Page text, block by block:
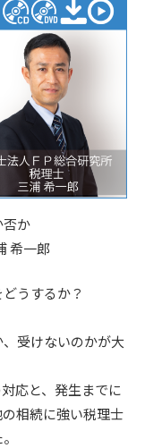
か
希一郎
うするか？
受けないのかが大
応と、発生までに
相続に強い税理士